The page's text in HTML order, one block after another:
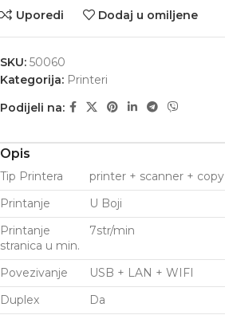
Uporedi Dodaj u omiljene
SKU: 50060
Kategorija: Printeri
Podijeli na:
Opis
Tip Printera
printer + scanner + copy
Printanje
U Boji
Printanje
stranica u min.
7str/min
Povezivanje
USB + LAN + WIFI
Duplex
Da